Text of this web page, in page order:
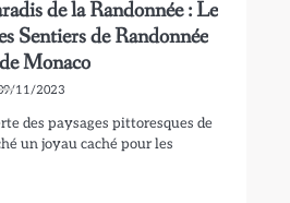
de la Randonnée : Le
Sentiers de Randonnée
Monaco
11/2023
des paysages pittoresques de
un joyau caché pour les